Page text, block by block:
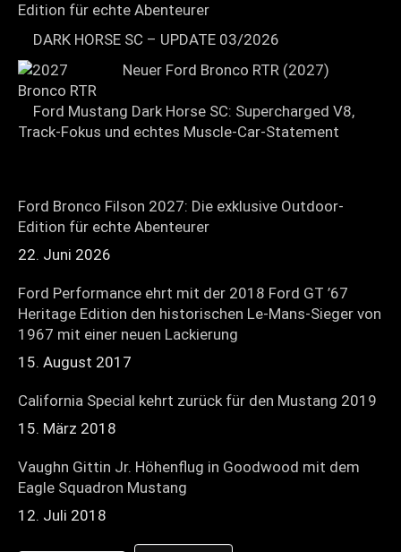
Edition für echte Abenteurer
DARK HORSE SC – UPDATE 03/2026
Neuer Ford Bronco RTR (2027)
Ford Mustang Dark Horse SC: Supercharged V8,
Track-Fokus und echtes Muscle-Car-Statement
Ford Bronco Filson 2027: Die exklusive Outdoor-
Edition für echte Abenteurer
22. Juni 2026
Ford Performance ehrt mit der 2018 Ford GT ’67
Heritage Edition den historischen Le-Mans-Sieger von
1967 mit einer neuen Lackierung
15. August 2017
California Special kehrt zurück für den Mustang 2019
15. März 2018
Vaughn Gittin Jr. Höhenflug in Goodwood mit dem
Eagle Squadron Mustang
12. Juli 2018